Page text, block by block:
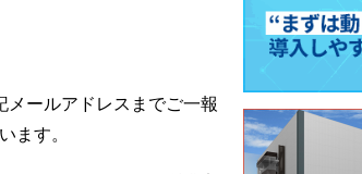
ールアドレスまでご一報
ます。